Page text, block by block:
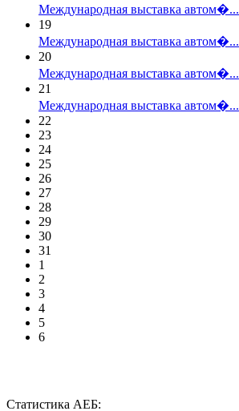
Международная выставка автом�...
19
Международная выставка автом�...
20
Международная выставка автом�...
21
Международная выставка автом�...
22
23
24
25
26
27
28
29
30
31
1
2
3
4
5
6
Статистика АЕБ: